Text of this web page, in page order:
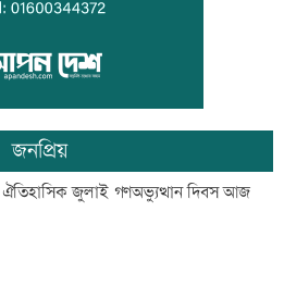
মান্দায় ২৯৬ বোতলসহ দুই মাদক কারবারি
আটক
গুরুত্বপূর্ণ ব্যক্তিদের নিয়ে অপপ্রচারের বিরুদ্ধে
সতর্ক করল পুলিশ
জনপ্রিয়
ঐতিহাসিক জুলাই গণঅভ্যুত্থান দিবস আজ